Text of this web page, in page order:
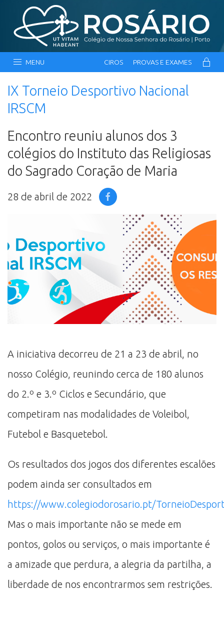
MENU CIROS PROVAS E EXAMES
IX Torneio Desportivo Nacional
IRSCM
Encontro reuniu alunos dos 3
colégios do Instituto das Religiosas
do Sagrado Coração de Maria
28 de abril de 2022
A iniciativa decorreu de 21 a 23 de abril, no
nosso Colégio, reunindo cerca de 180 alunos
do 2.º e 3.º Ciclos e Secundário, que
competiram nas modalidades de Voleibol,
Futebol e Basquetebol.
Os resultados dos jogos dos diferentes escalões
podem ainda ser consultados em
https://www.colegiodorosario.pt/
Mas o mais importante não se mede em
pontos, golos ou serviços, o mais importante é
a amizade que perdura, a alegria da partilha, a
liberdade de nos encontrarmos sem restrições.